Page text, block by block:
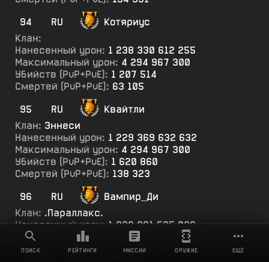
94
RU
Котяриус
Клан:
Нанесенный урон: 1 238 330 612 255
Максимальный урон: 4 294 967 300
Убийств (PvP+PvE): 1 207 514
Смертей (PvP+PvE): 63 105
95
RU
Квайтли
Клан: Эннеси
Нанесенный урон: 1 229 369 632 632
Максимальный урон: 4 294 967 300
Убийств (PvP+PvE): 1 620 860
Смертей (PvP+PvE): 138 323
96
RU
Вампир_Ди
Клан: .Параллакс.
Нанесенный урон:1 228 981 535 026
Максимальный урон:
4 294 965 000
Убийств (PvP+PvE):
805 673
ПОИСК РЕЙТИНГИ МИССИИ ОРУЖИЕ ЕЩЁ